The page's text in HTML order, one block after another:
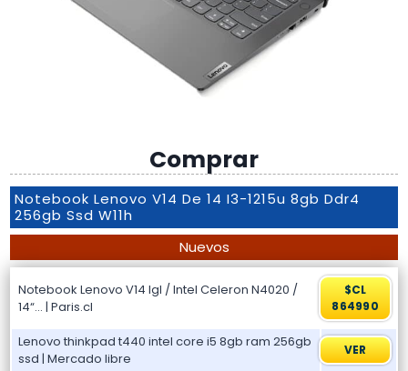
Comprar
Notebook Lenovo V14 De 14 I3-1215u 8gb Ddr4
256gb Ssd W11h
Nuevos
Notebook Lenovo V14 Igl / Intel Celeron N4020 /
14“… | Paris.cl
$CL
864990
Lenovo thinkpad t440 intel core i5 8gb ram 256gb
ssd | Mercado libre
VER